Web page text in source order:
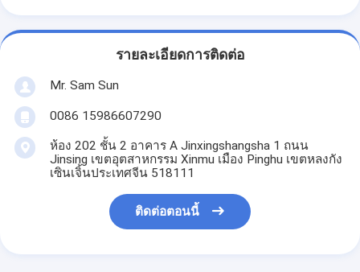
รายละเอียดการติดต่อ
Mr. Sam Sun
0086 15986607290
ห้อง 202 ชั้น 2 อาคาร A Jinxingshangsha 1 ถนน
Jinsing เขตอุตสาหกรรม Xinmu เมือง Pinghu เขตหลงกัง
เซินเจิ้นประเทศจีน 518111
ติดต่อตอนนี้